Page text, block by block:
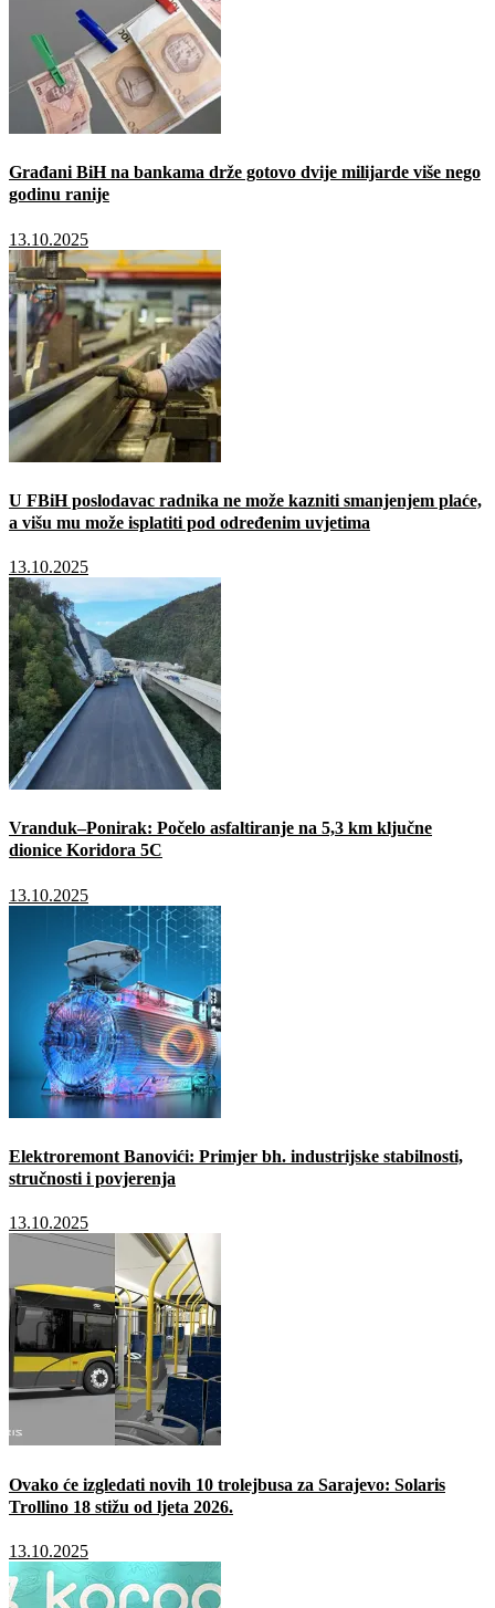
Građani BiH na bankama drže gotovo dvije milijarde više nego
godinu ranije
13.10.2025
U FBiH poslodavac radnika ne može kazniti smanjenjem plaće,
a višu mu može isplatiti pod određenim uvjetima
13.10.2025
Vranduk–Ponirak: Počelo asfaltiranje na 5,3 km ključne
dionice Koridora 5C
13.10.2025
Elektroremont Banovići: Primjer bh. industrijske stabilnosti,
stručnosti i povjerenja
13.10.2025
Ovako će izgledati novih 10 trolejbusa za Sarajevo: Solaris
Trollino 18 stižu od ljeta 2026.
13.10.2025